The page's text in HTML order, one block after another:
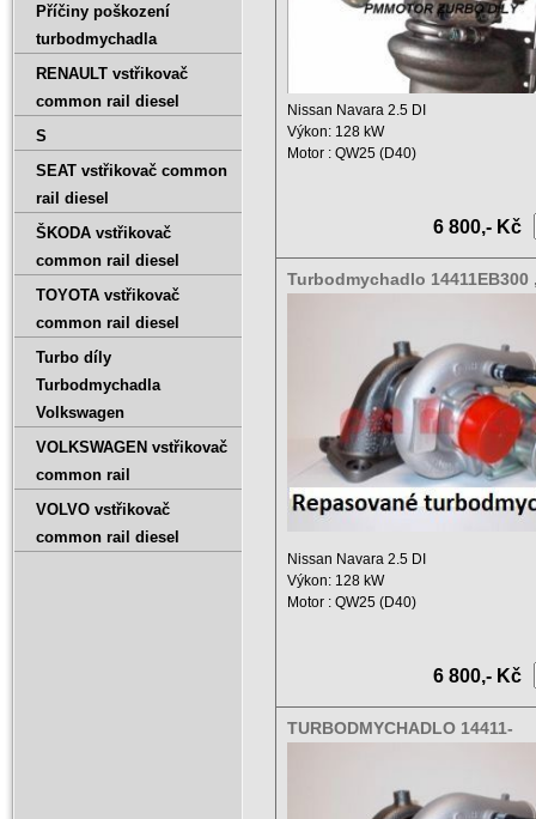
Nissan Navara 2.5 DI
Výkon: 128 kW
Motor : QW25 (D40)
6 800,- Kč
Turbodmychadlo 14411EB300
Nissan Navara 2.5 DI
Výkon: 128 kW
Motor : QW25 (D40)
6 800,- Kč
TURBODMYCHADLO 14411-
Příčiny poškození
turbodmychadla
RENAULT vstřikovač
common rail diesel
S
SEAT vstřikovač common
rail diesel
ŠKODA vstřikovač
common rail diesel
TOYOTA vstřikovač
common rail diesel
Turbo díly
Turbodmychadla
Volkswagen
VOLKSWAGEN vstřikovač
common rail
VOLVO vstřikovač
common rail diesel